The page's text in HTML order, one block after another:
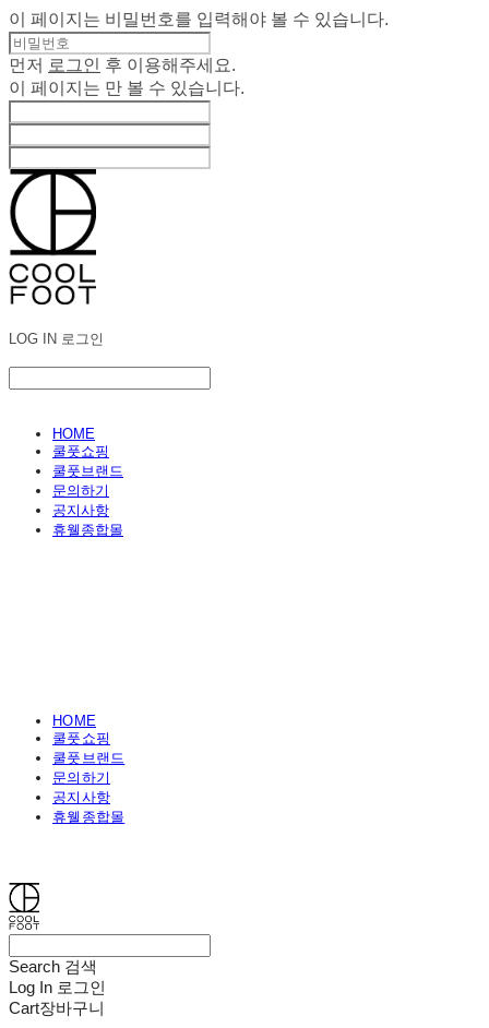
이 페이지는 비밀번호를 입력해야 볼 수 있습니다.
먼저 로그인
후 이용해주세요.
이 페이지는 만 볼 수 있습니다.
LOG IN 로그인
HOME
쿨풋쇼핑
쿨풋브랜드
문의하기
공지사항
휴웰종합몰
HOME
쿨풋쇼핑
쿨풋브랜드
문의하기
공지사항
휴웰종합몰
Search 검색
Log In 로그인
Cart장바구니